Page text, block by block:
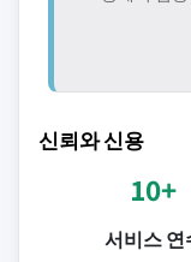
신뢰와 신용
10+
서비스 연